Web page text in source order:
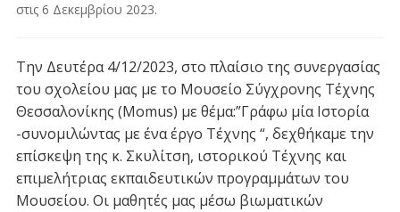
στις 6 Δεκεμβρίου 2023.
Την Δευτέρα 4/12/2023, στο πλαίσιο της συνεργασίας
του σχολείου μας με το Μουσείο Σύγχρονης Τέχνης
Θεσσαλονίκης (Momus) με θέμα:”Γράφω μία Ιστορία
-συνομιλώντας με ένα έργο Τέχνης “, δεχθήκαμε την
επίσκεψη της κ. Σκυλίτση, ιστορικού Τέχνης και
επιμελήτριας εκπαιδευτικών προγραμμάτων του
Μουσείου. Οι μαθητές μας μέσω βιωματικών